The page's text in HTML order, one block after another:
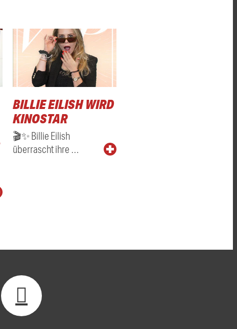
BILLIE EILISH WIRD
KINOSTAR
🎬✨ Billie Eilish
überrascht ihre …